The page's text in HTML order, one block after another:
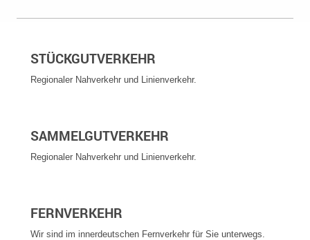
STÜCKGUTVERKEHR
Regionaler Nahverkehr und Linienverkehr.
SAMMELGUTVERKEHR
Regionaler Nahverkehr und Linienverkehr.
FERNVERKEHR
Wir sind im innerdeutschen Fernverkehr für Sie unterwegs.